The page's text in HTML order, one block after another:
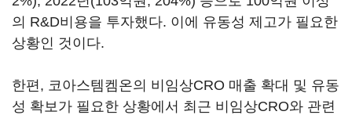
의 R&D비용을 투자했다. 이에 유동성 제고가 필요한
상황인 것이다.
한편, 코아스템켐온의 비임상CRO 매출 확대 및 유동
성 확보가 필요한 상황에서 최근 비임상CRO와 관련